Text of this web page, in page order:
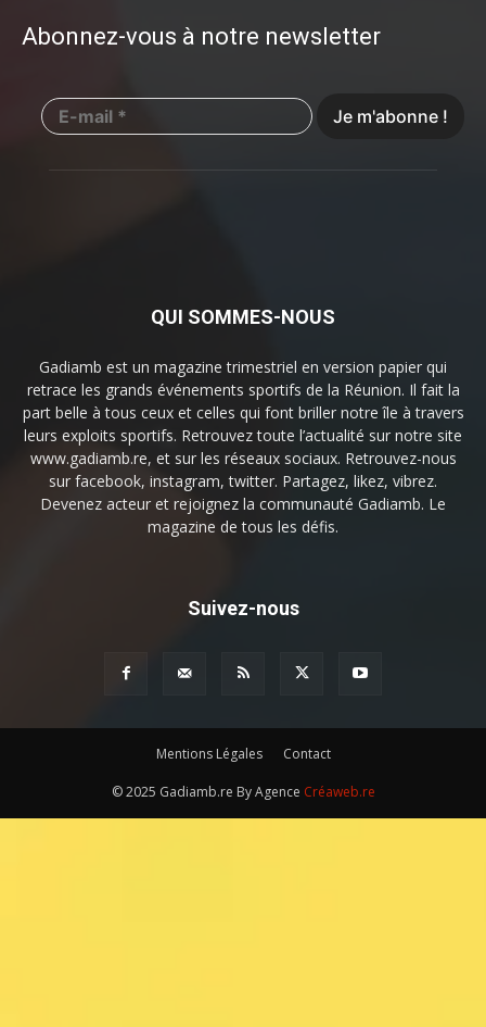
Abonnez-vous à notre newsletter
QUI SOMMES-NOUS
Gadiamb est un magazine trimestriel en version papier qui
retrace les grands événements sportifs de la Réunion. Il fait la
part belle à tous ceux et celles qui font briller notre île à travers
leurs exploits sportifs. Retrouvez toute l’actualité sur notre site
www.gadiamb.re, et sur les réseaux sociaux. Retrouvez-nous
sur facebook, instagram, twitter. Partagez, likez, vibrez.
Devenez acteur et rejoignez la communauté Gadiamb. Le
magazine de tous les défis.
Suivez-nous
Mentions Légales Contact
© 2025 Gadiamb.re By Agence Créaweb.re